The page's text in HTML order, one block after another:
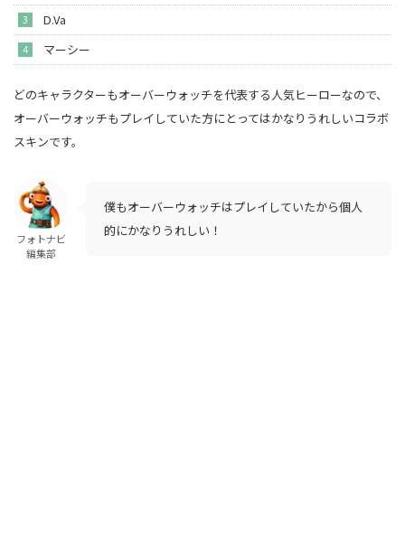
D.Va
マーシー
どのキャラクターもオーバーウォッチを代表する人気ヒーローなので、
オーバーウォッチもプレイしていた方にとってはかなりうれしいコラボ
スキンです。
フォトナビ
編集部
僕もオーバーウォッチはプレイしていたから個人
的にかなりうれしい！